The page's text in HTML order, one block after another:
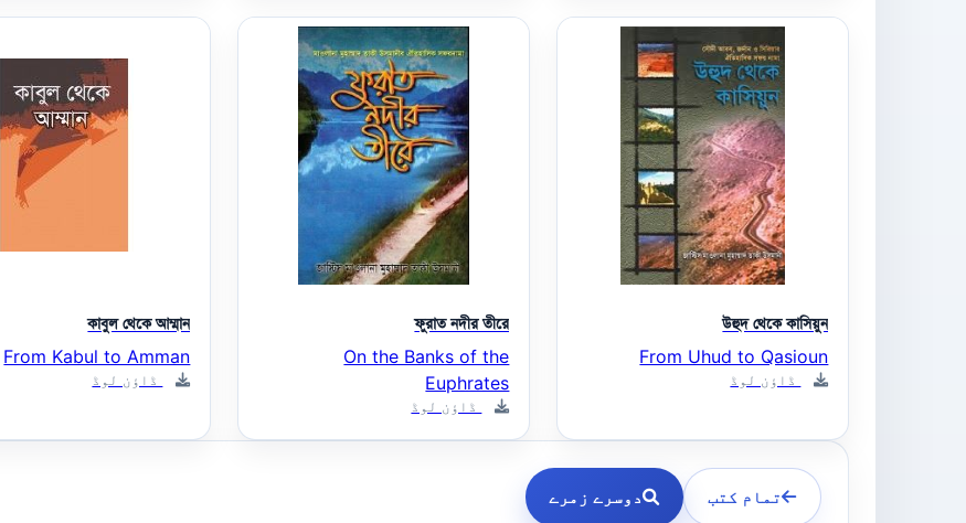
উহুদ থেকে কাসিয়ুন
From Uhud to Qasioun
ڈاؤن لوڈ
ফুরাত নদীর তীরে
On the Banks of the
Euphrates
ڈاؤن لوڈ
কাবুল থেকে আম্মান
From Kabul to Amman
ڈاؤن لوڈ
تمام کتب دوسرے زمرے